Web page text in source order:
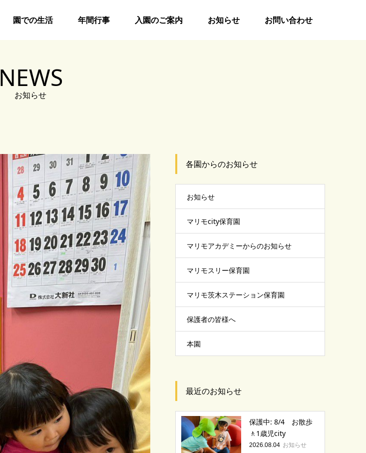
園での生活 年間行事 入園のご案内 お知らせ お問い合わせ
NEWS
お知らせ
各園からのお知らせ
お知らせ
マリモcity保育園
マリモアカデミーからのお知らせ
マリモスリー保育園
マリモ茨木ステーション保育園
保護者の皆様へ
本園
最近のお知らせ
保護中: 8/4 お散歩
🚶1歳児city
2026.08.04 お知らせ